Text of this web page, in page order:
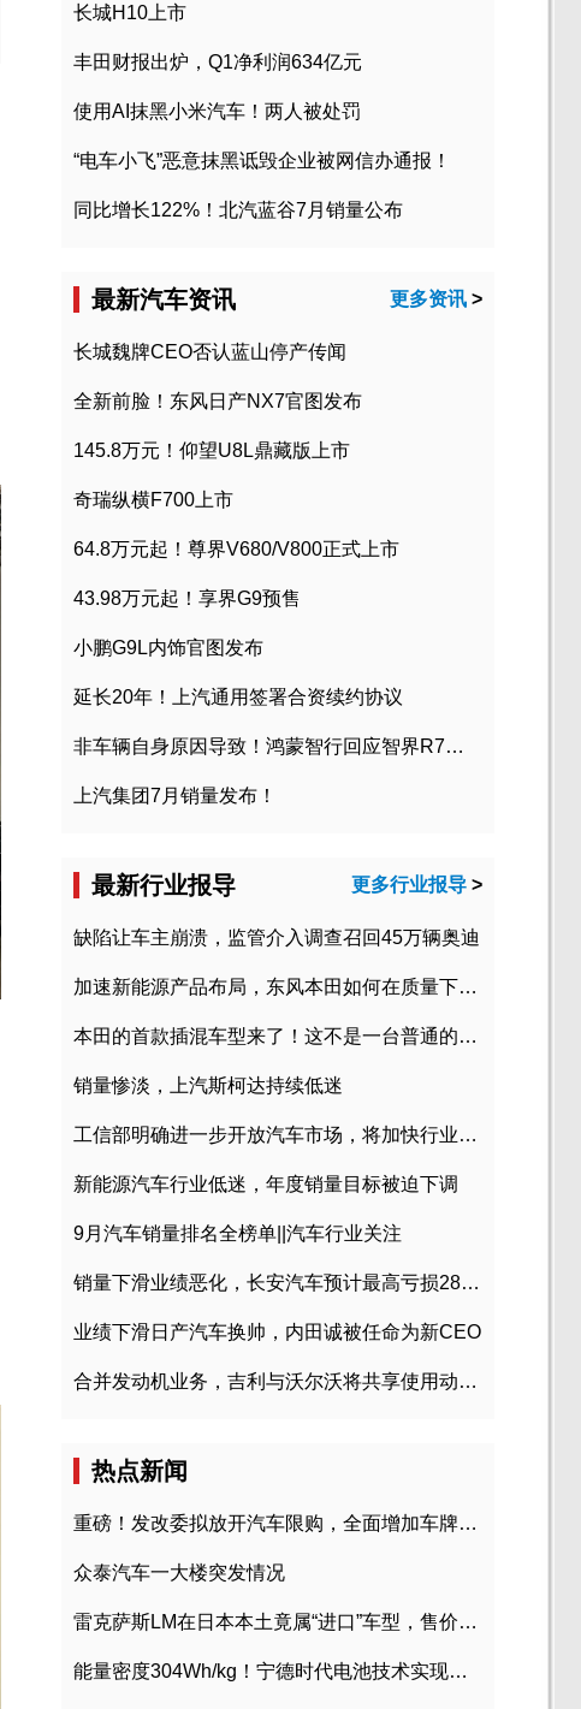
长城H10上市
丰田财报出炉，Q1净利润634亿元
使用AI抹黑小米汽车！两人被处罚
“电车小飞”恶意抹黑诋毁企业被网信办通报！
同比增长122%！北汽蓝谷7月销量公布
最新汽车资讯 更多资讯 >
长城魏牌CEO否认蓝山停产传闻
全新前脸！东风日产NX7官图发布
145.8万元！仰望U8L鼎藏版上市
奇瑞纵横F700上市
64.8万元起！尊界V680/V800正式上市
43.98万元起！享界G9预售
小鹏G9L内饰官图发布
延长20年！上汽通用签署合资续约协议
非车辆自身原因导致！鸿蒙智行回应智界R7起火事故
上汽集团7月销量发布！
最新行业报导 更多行业报导 >
缺陷让车主崩溃，监管介入调查召回45万辆奥迪
加速新能源产品布局，东风本田如何在质量下转型？
本田的首款插混车型来了！这不是一台普通的CR-V
销量惨淡，上汽斯柯达持续低迷
工信部明确进一步开放汽车市场，将加快行业兼并重组
新能源汽车行业低迷，年度销量目标被迫下调
9月汽车销量排名全榜单||汽车行业关注
销量下滑业绩恶化，长安汽车预计最高亏损28亿元
业绩下滑日产汽车换帅，内田诚被任命为新CEO
合并发动机业务，吉利与沃尔沃将共享使用动力总成
热点新闻
重磅！发改委拟放开汽车限购，全面增加车牌指标
众泰汽车一大楼突发情况
雷克萨斯LM在日本本土竟属“进口”车型，售价2580万日元
能量密度304Wh/kg！宁德时代电池技术实现突破